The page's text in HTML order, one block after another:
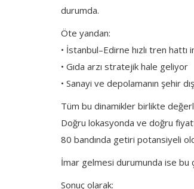
durumda.
Öte yandan:
• İstanbul–Edirne hızlı tren hattı
• Gıda arzı stratejik hale geliyor
• Sanayi ve depolamanın şehir
Tüm bu dinamikler birlikte
Doğru lokasyonda ve doğru
80 bandında getiri potansiyeli
İmar gelmesi durumunda ise bu
Sonuç olarak: